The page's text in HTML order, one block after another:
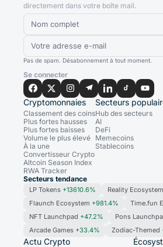
directement dans votre boîte mail.
Pas de spam. Désabonnement à tout moment.
Se connecter
Cryptomonnaies
Classement des coins
Plus fortes hausses
Plus fortes baisses
Volume le plus élevé
À la une
Convertisseur Crypto
Altcoin Season Index
RWA Tracker
Secteurs
Hub des secteurs
AI
DeFi
Memecoins
Stablecoins
Secteurs tendance
LP Tokens +13610.6% Reality Ecosystem
Flaunch Ecosystem +981.4% Time.fun
NFT Launchpad +47.2% Pons
Arcade Games +33.4% Zodiac-Themed
Actu Crypto